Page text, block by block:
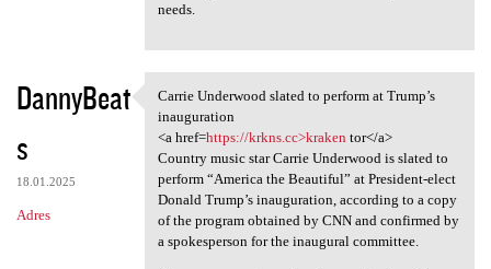
needs.
DannyBeat
s
18.01.2025
Adres
Carrie Underwood slated to
Carrie Underwood slated to perform at Trump’s
inauguration
<a href=https://krkns.cc>kraken tor</a>
Country music star Carrie Underwood is slated to
perform “America the Beautiful” at President-elect
Donald Trump’s inauguration, according to a copy
of the program obtained by CNN and confirmed by
a spokesperson for the inaugural committee.